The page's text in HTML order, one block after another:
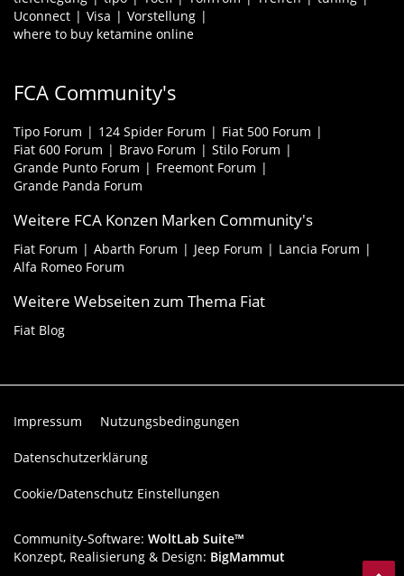
Uconnect
Visa
Vorstellung
where to buy ketamine online
FCA Community's
Tipo Forum 124 Spider Forum
Fiat 500 Forum
Fiat 600 Forum
Bravo Forum
Stilo Forum
Grande Punto Forum
Freemont Forum
Grande Panda Forum
Weitere FCA Konzen Marken Community's
Fiat Forum Abarth Forum Jeep Forum
Lancia Forum
Alfa Romeo Forum
Weitere Webseiten zum Thema Fiat
Fiat Blog
Impressum Nutzungsbedingungen
Datenschutzerklärung
Cookie/Datenschutz Einstellungen
Community-Software: WoltLab Suite™
Konzept, Realisierung & Design: BigMammut